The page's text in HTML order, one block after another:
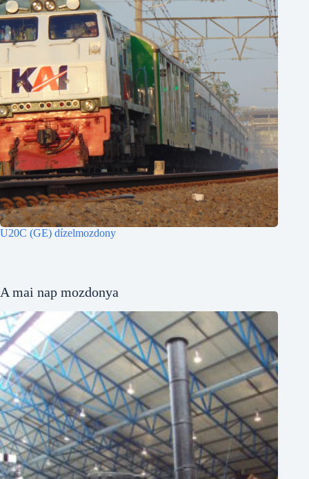
U20C (GE) dízelmozdony
A mai nap mozdonya